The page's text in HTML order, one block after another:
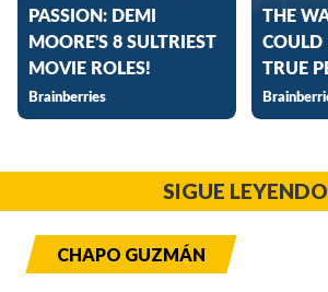
SIGUE LEYENDO
CHAPO GUZMÁN